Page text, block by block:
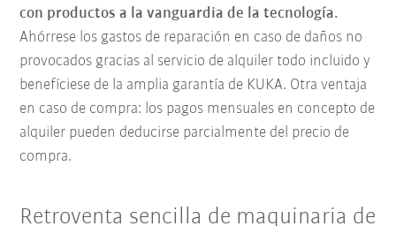
con productos a la vanguardia de la tecnología.
Ahórrese los gastos de reparación en caso de daños no
provocados gracias al servicio de alquiler todo incluido y
benefíciese de la amplia garantía de KUKA. Otra ventaja
en caso de compra: los pagos mensuales en concepto de
alquiler pueden deducirse parcialmente del precio de
compra.
Retroventa sencilla de maquinaria de